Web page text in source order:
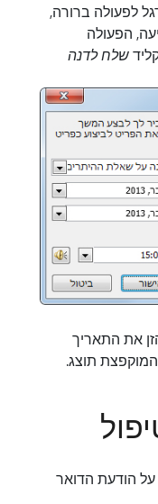
לפעולה ברורה,
הפעולה
שלח לדנה
את התאריך
תוצג.
הודעת הדואר